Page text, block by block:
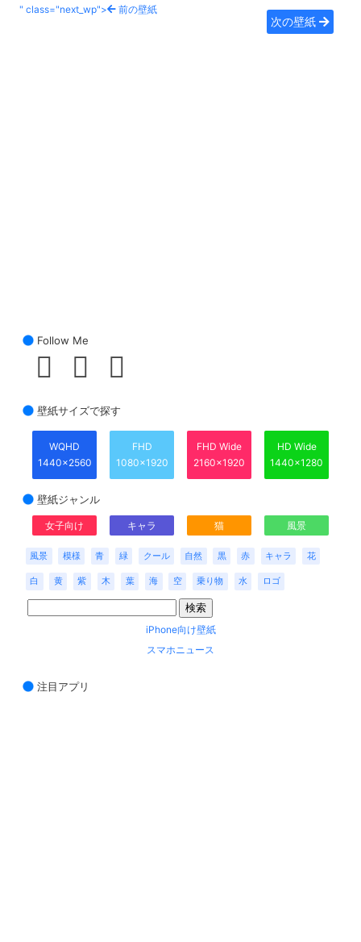
" class="next_wp">
前の壁紙
次の壁紙
Follow Me
壁紙サイズで探す
WQHD
1440x2560
FHD
1080x1920
FHD Wide
2160x1920
HD Wide
1440x1280
壁紙ジャンル
女子向け キャラ 猫 風景
風景 模様 青 緑 クール 自然 黒 赤 キャラ 花
白 黄 紫 木 葉 海 空 乗り物 水 ロゴ
iPhone向け壁紙
スマホニュース
注目アプリ